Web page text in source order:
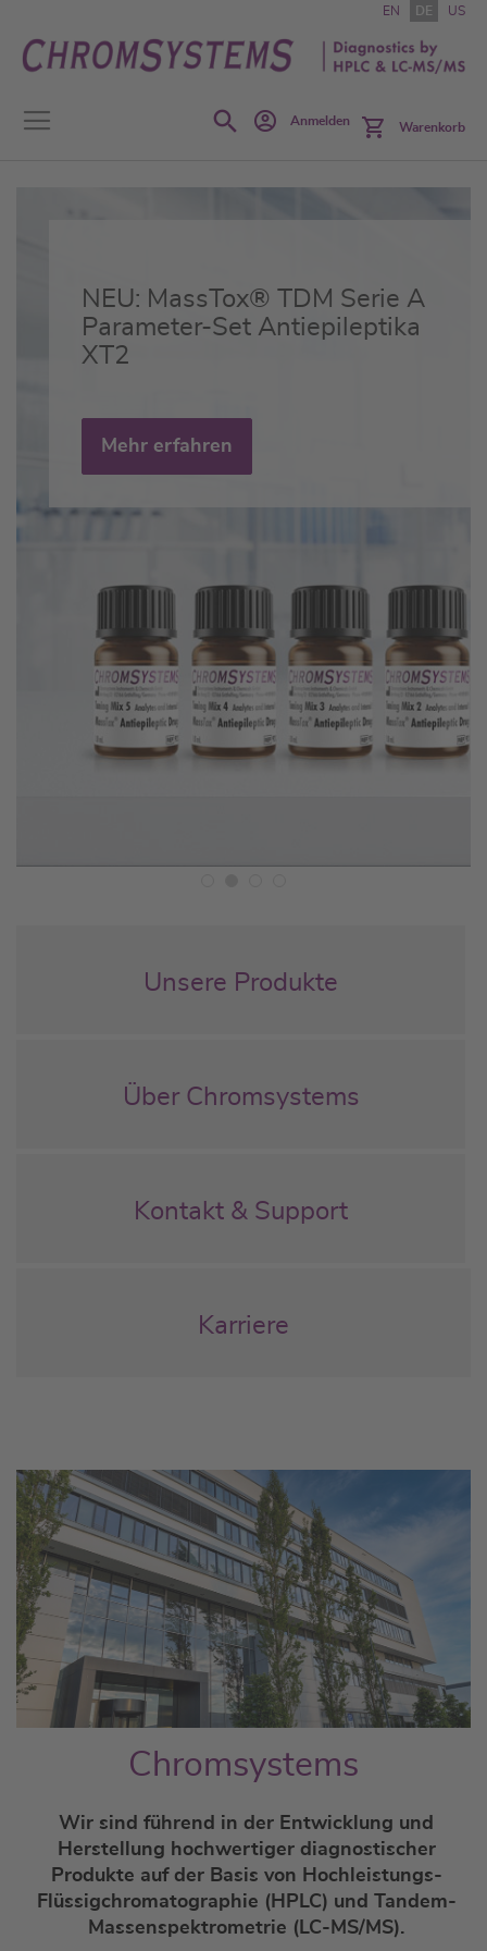
Inhalt
springen
EN DE US
SearchAnmelden Warenkorb
NEU: MassScreen® Amino
Acids, Acylcarnitines
EXTENDED
Mehr erfahren
NEU: MassTox® TDM Serie A
Parameter-Set Antiepileptika
XT2
Mehr erfahren
Effiziente und zuverlässige
Arbeitsabläufe im
diagnostischen Labor durch
MassSTAR
Automation
Spannende Aufgaben,
hervorragende
Entwicklungsmöglichkeiten
und zukunftssichere
Arbeitsplätze
Unsere Produkte
Über Chromsystems
Kontakt & Support
Karriere
Chromsystems
Wir sind führend in der Entwicklung und
Herstellung hochwertiger diagnostischer
Produkte auf der Basis von Hochleistungs-
Flüssigchromatographie (HPLC) und Tandem-
Massenspektrometrie (LC-MS/MS).